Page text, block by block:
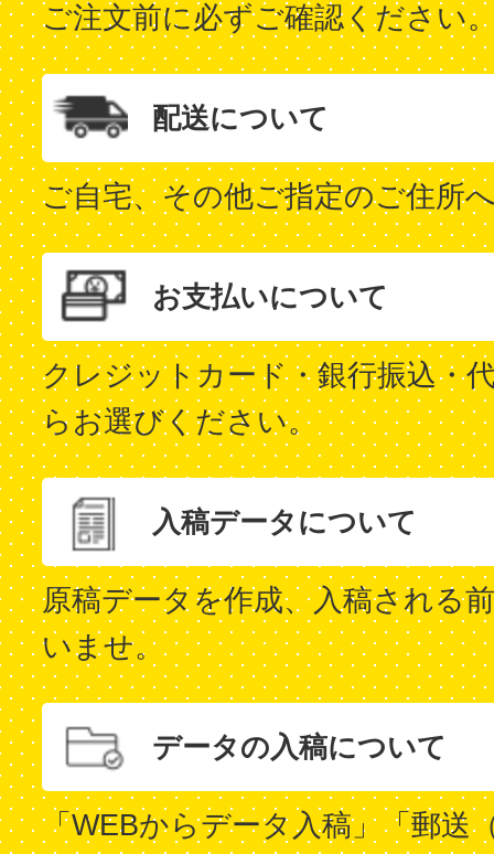
ご注文前に必ずご確認ください
配送について
ご自宅、その他ご指定のご住所
お支払いについて
クレジットカード・銀行振込・
らお選びください。
入稿データについて
原稿データを作成、入稿される
いませ。
データの入稿について
「WEBからデータ入稿」「郵送